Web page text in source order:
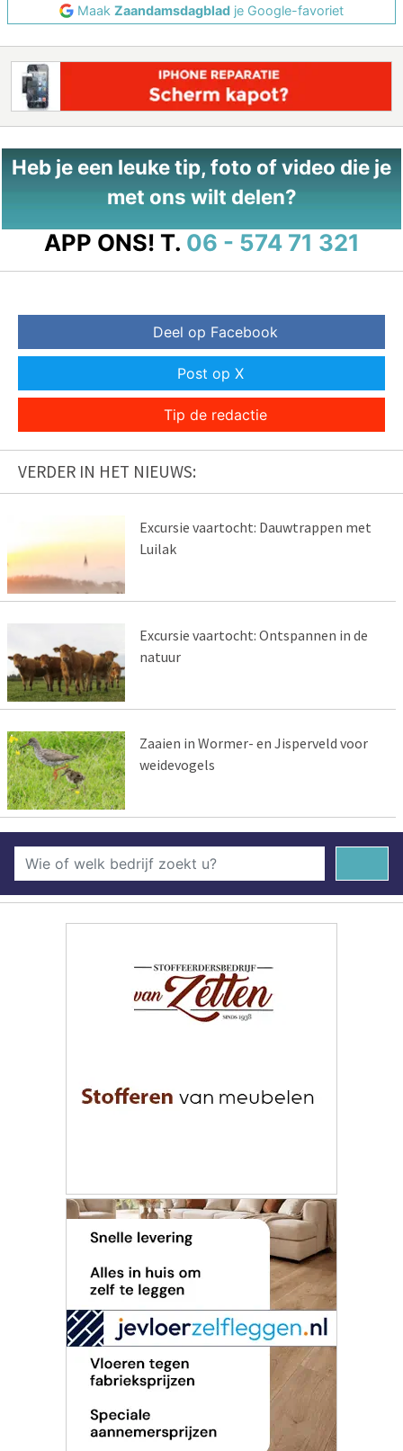
Maak Zaandamsdagblad je Google-favoriet
Heb je een leuke tip, foto of video die je
met ons wilt delen?
APP ONS! T. 06 - 574 71 321
Deel op Facebook
Post op X
Tip de redactie
VERDER IN HET NIEUWS:
Excursie vaartocht: Dauwtrappen met
Luilak
Excursie vaartocht: Ontspannen in de
natuur
Zaaien in Wormer- en Jisperveld voor
weidevogels